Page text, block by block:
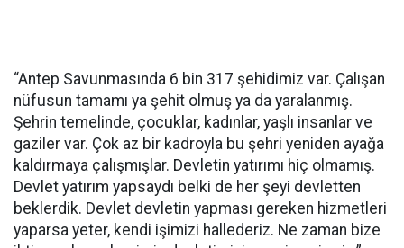
“Antep Savunmasında 6 bin 317 şehidimiz var. Çalışan
nüfusun tamamı ya şehit olmuş ya da yaralanmış.
Şehrin temelinde, çocuklar, kadınlar, yaşlı insanlar ve
gaziler var. Çok az bir kadroyla bu şehri yeniden ayağa
kaldırmaya çalışmışlar. Devletin yatırımı hiç olmamış.
Devlet yatırım yapsaydı belki de her şeyi devletten
beklerdik. Devlet devletin yapması gereken hizmetleri
yaparsa yeter, kendi işimizi hallederiz. Ne zaman bize